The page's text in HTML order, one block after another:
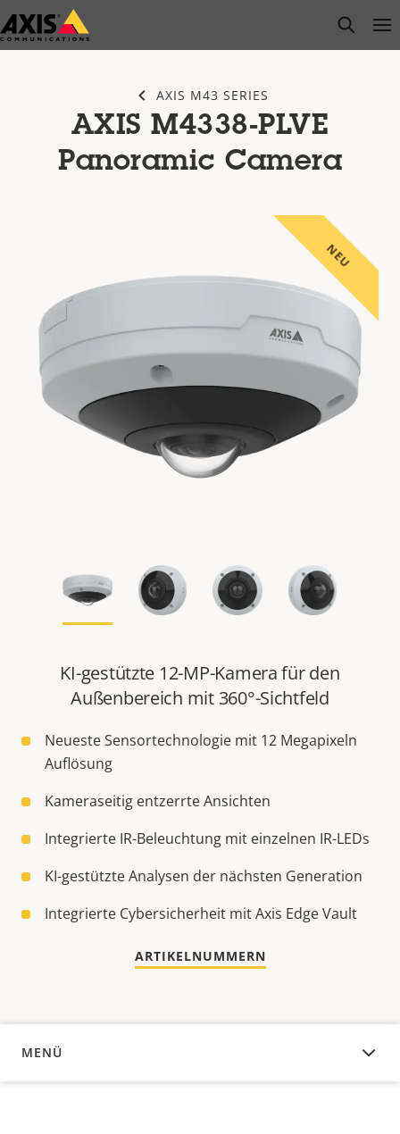
Zum
Hauptinhalt
open
AXIS M43 SERIES
AXIS M4338-PLVE
Panoramic Camera
NEU
KI-gestützte 12-MP-Kamera für den
Außenbereich mit 360°-Sichtfeld
Neueste Sensortechnologie mit 12 Megapixeln
Auflösung
Kameraseitig entzerrte Ansichten
Integrierte IR-Beleuchtung mit einzelnen IR-LEDs
KI-gestützte Analysen der nächsten Generation
Integrierte Cybersicherheit mit Axis Edge Vault
ARTIKELNUMMERN
MENÜ
ÜBERSICHT